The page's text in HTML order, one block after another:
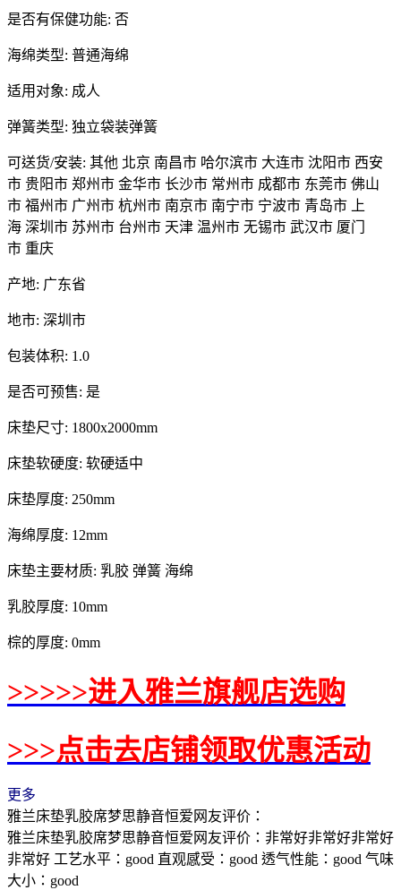
是否有保健功能: 否
海绵类型: 普通海绵
适用对象: 成人
弹簧类型: 独立袋装弹簧
可送货/安装: 其他 北京 南昌市 哈尔滨市 大连市 沈阳市 西安
市 贵阳市 郑州市 金华市 长沙市 常州市 成都市 东莞市 佛山
市 福州市 广州市 杭州市 南京市 南宁市 宁波市 青岛市 上
海 深圳市 苏州市 台州市 天津 温州市 无锡市 武汉市 厦门
市 重庆
产地: 广东省
地市: 深圳市
包装体积: 1.0
是否可预售: 是
床垫尺寸: 1800x2000mm
床垫软硬度: 软硬适中
床垫厚度: 250mm
海绵厚度: 12mm
床垫主要材质: 乳胶 弹簧 海绵
乳胶厚度: 10mm
棕的厚度: 0mm
>>>>>进入雅兰旗舰店选购
>>>点击去店铺领取优惠活动
更多
雅兰床垫乳胶席梦思静音恒爱网友评价：
雅兰床垫乳胶席梦思静音恒爱网友评价：非常好非常好非常好
非常好 工艺水平：good 直观感受：good 透气性能：good 气味
大小：good